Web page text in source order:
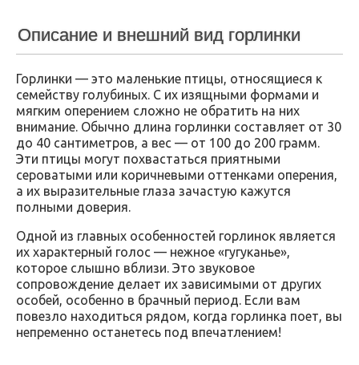
Описание и внешний вид горлинки
Горлинки — это маленькие птицы, относящиеся к
семейству голубиных. С их изящными формами и
мягким оперением сложно не обратить на них
внимание. Обычно длина горлинки составляет от 30
до 40 сантиметров, а вес — от 100 до 200 грамм.
Эти птицы могут похвастаться приятными
сероватыми или коричневыми оттенками оперения,
а их выразительные глаза зачастую кажутся
полными доверия.
Одной из главных особенностей горлинок является
их характерный голос — нежное «гугуканье»,
которое слышно вблизи. Это звуковое
сопровождение делает их зависимыми от других
особей, особенно в брачный период. Если вам
повезло находиться рядом, когда горлинка поет, вы
непременно останетесь под впечатлением!